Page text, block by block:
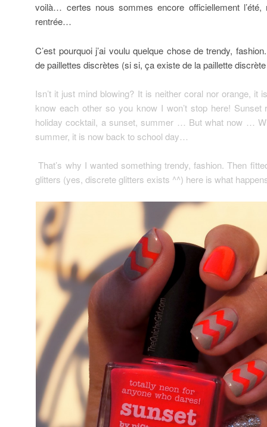
voilà… certes nous sommes encore officiellement l’été,
rentrée…
C’est pourquoi j’ai voulu quelque chose de trendy,
de paillettes discrètes (si si, ça existe de la paillette
Isn’t it just mind blowing? It is neither coral nor orange, it
know each other so you know I won’t stop here!
holiday cocktail, a sunset, summer … But what now …
summer, it is now back to school day…
That’s why I wanted something trendy, fashion. Then
glitters (yes, discrete glitters exists ^^) here is what